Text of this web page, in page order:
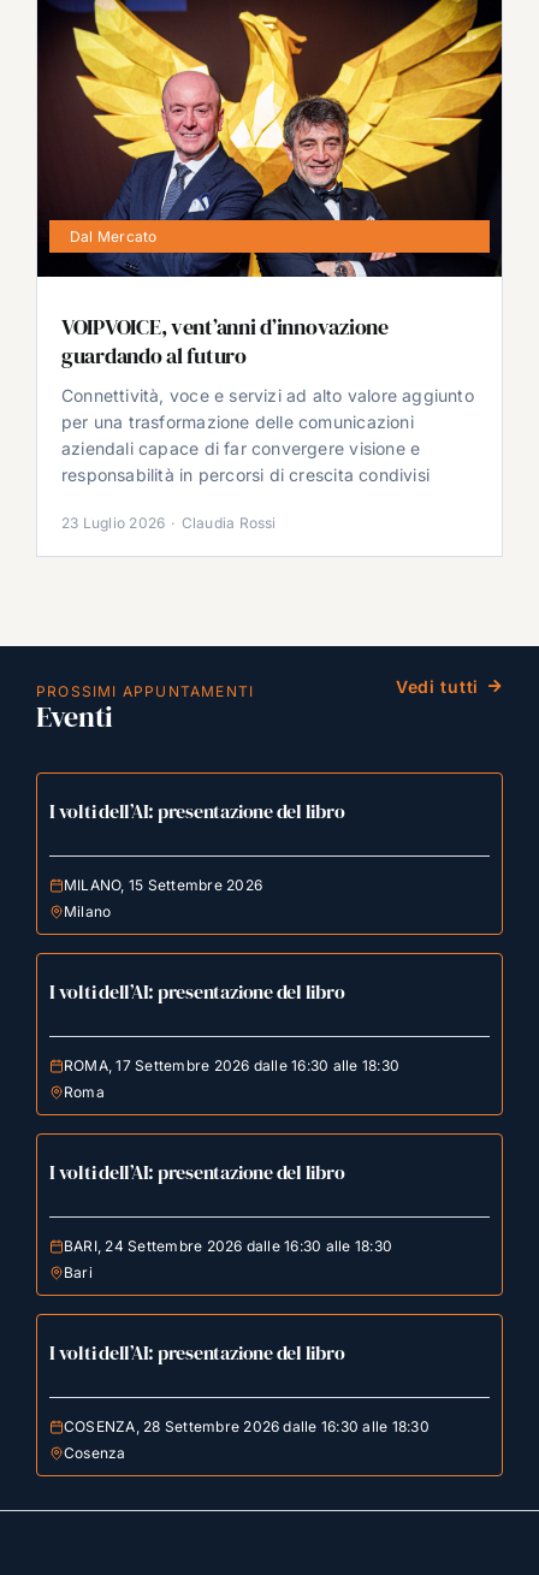
Dal Mercato
VOIPVOICE, vent’anni d’innovazione
guardando al futuro
Connettività, voce e servizi ad alto valore aggiunto
per una trasformazione delle comunicazioni
aziendali capace di far convergere visione e
responsabilità in percorsi di crescita condivisi
23 Luglio 2026 · Claudia Rossi
PROSSIMI APPUNTAMENTI
Eventi
Vedi tutti
I volti dell’AI: presentazione del libro
MILANO, 15 Settembre 2026
Milano
I volti dell’AI: presentazione del libro
ROMA, 17 Settembre 2026 dalle 16:30 alle 18:30
Roma
I volti dell’AI: presentazione del libro
BARI, 24 Settembre 2026 dalle 16:30 alle 18:30
Bari
I volti dell’AI: presentazione del libro
COSENZA, 28 Settembre 2026 dalle 16:30 alle 18:30
Cosenza